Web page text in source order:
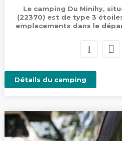
Le camping Du Minihy,
(22370) est de type 3
emplacements dans le
Détails du camping